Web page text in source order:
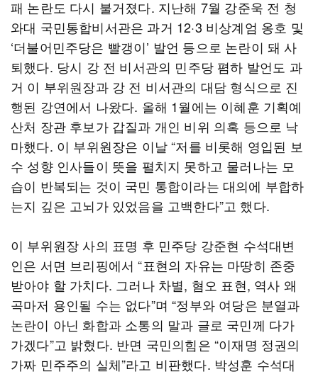
패 논란도 다시 불거졌다. 지난해 7월 강준욱 전 청
와대 국민통합비서관은 과거 12·3 비상계엄 옹호 및
‘더불어민주당은 빨갱이’ 발언 등으로 논란이 돼 사
퇴했다. 당시 강 전 비서관의 민주당 폄하 발언도 과
거 이 부위원장과 강 전 비서관의 대담 형식으로 진
행된 강연에서 나왔다. 올해 1월에는 이혜훈 기획예
산처 장관 후보가 갑질과 개인 비위 의혹 등으로 낙
마했다. 이 부위원장은 이날 “저를 비롯해 영입된 보
수 성향 인사들이 뜻을 펼치지 못하고 물러나는 모
습이 반복되는 것이 국민 통합이라는 대의에 부합하
는지 깊은 고뇌가 있었음을 고백한다”고 했다.
이 부위원장 사의 표명 후 민주당 강준현 수석대변
인은 서면 브리핑에서 “표현의 자유는 마땅히 존중
받아야 할 가치다. 그러나 차별, 혐오 표현, 역사 왜
곡마저 용인될 수는 없다”며 “정부와 여당은 분열과
논란이 아닌 화합과 소통의 말과 글로 국민께 다가
가겠다”고 밝혔다. 반면 국민의힘은 “이재명 정권의
가짜 민주주의 실체”라고 비판했다. 박성훈 수석대